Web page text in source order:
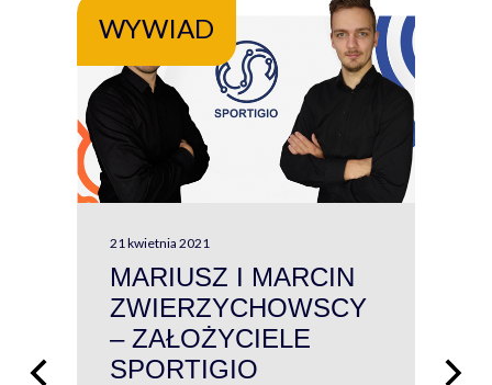
WYWIAD
21 kwietnia 2021
MARIUSZ I MARCIN
ZWIERZYCHOWSCY
– ZAŁOŻYCIELE
SPORTIGIO